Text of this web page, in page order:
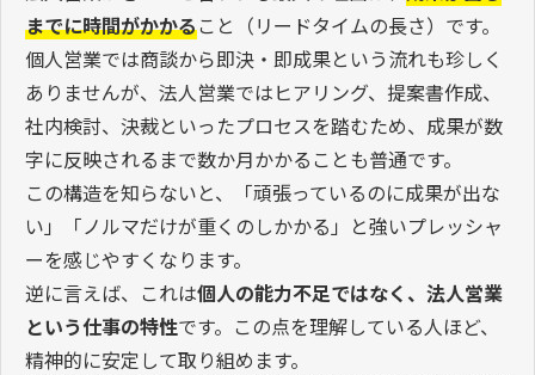
までに時間がかかること（リードタイムの長さ）です。
個人営業では商談から即決・即成果という流れも珍しく
ありませんが、法人営業ではヒアリング、提案書作成、
社内検討、決裁といったプロセスを踏むため、成果が数
字に反映されるまで数か月かかることも普通です。
この構造を知らないと、「頑張っているのに成果が出な
い」「ノルマだけが重くのしかかる」と強いプレッシャ
ーを感じやすくなります。
逆に言えば、これは個人の能力不足ではなく、法人営業
という仕事の特性です。この点を理解している人ほど、
精神的に安定して取り組めます。